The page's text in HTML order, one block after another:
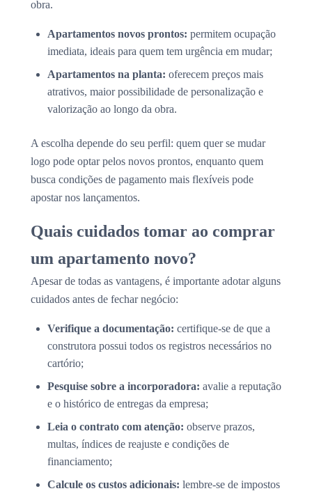
obra.
Apartamentos novos prontos: permitem ocupação
imediata, ideais para quem tem urgência em mudar;
Apartamentos na planta: oferecem preços mais
atrativos, maior possibilidade de personalização e
valorização ao longo da obra.
A escolha depende do seu perfil: quem quer se mudar
logo pode optar pelos novos prontos, enquanto quem
busca condições de pagamento mais flexíveis pode
apostar nos lançamentos.
Quais cuidados tomar ao comprar
um apartamento novo?
Apesar de todas as vantagens, é importante adotar alguns
cuidados antes de fechar negócio:
Verifique a documentação: certifique-se de que a
construtora possui todos os registros necessários no
cartório;
Pesquise sobre a incorporadora: avalie a reputação
e o histórico de entregas da empresa;
Leia o contrato com atenção: observe prazos,
multas, índices de reajuste e condições de
financiamento;
Calcule os custos adicionais: lembre-se de impostos